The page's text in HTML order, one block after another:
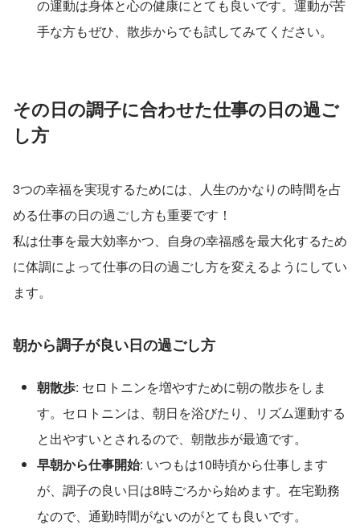
の運動は身体と心の健康にとても良いです。運動が苦
手な方もぜひ、散歩からでも試してみてください。
その日の調子に合わせた仕事の日の過ご
し方
3つの幸福を実現するためには、人生のかなりの時間を占
める仕事の日の過ごし方も重要です！
私は仕事を最大効率かつ、自身の幸福感を最大化するため
に体調によって仕事の日の過ごし方を変えるようにしてい
ます。
朝から調子が良い日の過ごし方
朝散歩: セロトニンを増やすために朝の散歩をしま
す。セロトニンは、朝日を浴びたり、リズム運動する
と出やすいとされるので、朝散歩が最適です。
早朝から仕事開始: いつもは10時頃から仕事します
が、調子の良い日は8時ごろから始めます。在宅勤務
なので、通勤時間がないのがとても良いです。